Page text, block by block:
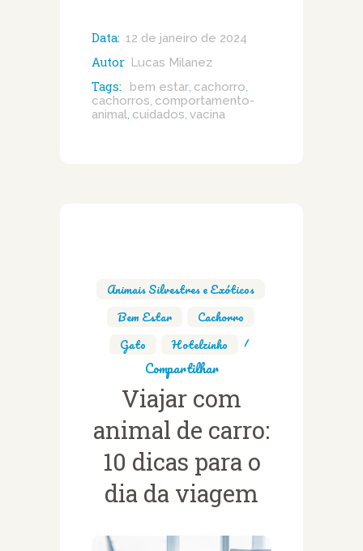
Data: 12 de janeiro de 2024
Autor Lucas Milanez
Tags: bem estar, cachorro
cachorros comportamento-
animal cuidados vacina
Animais Silvestres e Exóticos
Bem Estar
Cachorro
Gato
Hotelzinho
Compartilhar
Viajar com
animal de carro:
10 dicas para o
dia da viagem